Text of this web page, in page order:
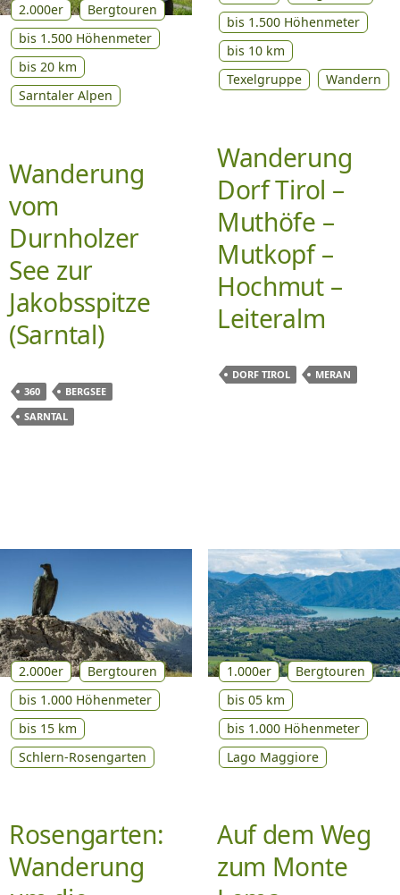
2.000er
Bergtouren
bis 1.500 Höhenmeter
bis 20 km
Sarntaler Alpen
Wanderung
vom
Durnholzer
See zur
Jakobsspitze
(Sarntal)
360
BERGSEE
SARNTAL
bis 1.500 Höhenmeter
bis 10 km
Texelgruppe
Wandern
Wanderung
Dorf Tirol –
Muthöfe –
Mutkopf –
Hochmut –
Leiteralm
DORF TIROL MERAN
2.000er
Bergtouren
bis 1.000 Höhenmeter
bis 15 km
Schlern-Rosengarten
Rosengarten:
Wanderung
1.000er
Bergtouren
bis 05 km
bis 1.000 Höhenmeter
Lago Maggiore
Auf dem Weg
zum Monte